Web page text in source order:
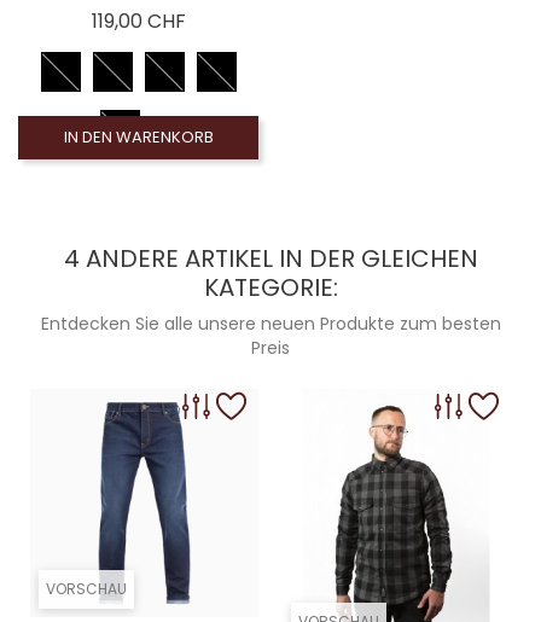
119,00 CHFPreis
IN DEN WARENKORB
4 ANDERE ARTIKEL IN DER GLEICHEN
KATEGORIE:
Entdecken Sie alle unsere neuen Produkte zum besten
Preis
VORSCHAU